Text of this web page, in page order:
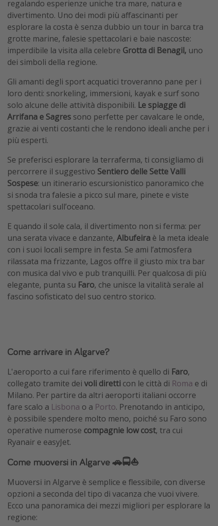
regalando esperienze uniche tra mare, natura e
divertimento. Uno dei modi più affascinanti per
esplorare la costa è senza dubbio un tour in barca tra
grotte marine, falesie spettacolari e baie nascoste:
imperdibile la visita alla celebre Grotta di Benagil, uno
dei simboli della regione.
Gli amanti degli sport acquatici troveranno pane per i
loro denti: snorkeling, immersioni, kayak e surf sono
solo alcune delle attività disponibili. Le spiagge di
Arrifana e Sagres sono perfette per cavalcare le onde,
grazie ai venti costanti che le rendono ideali anche per i
più esperti.
Se preferisci esplorare la terraferma, ti consigliamo di
percorrere il suggestivo Sentiero delle Sette Valli
Sospese: un itinerario escursionistico panoramico che
si snoda tra falesie a picco sul mare, pinete e viste
spettacolari sull’oceano.
E quando il sole cala, il divertimento non si ferma: per
una serata vivace e danzante, Albufeira è la meta ideale
con i suoi locali sempre in festa. Se ami l’atmosfera
rilassata ma frizzante, Lagos offre il giusto mix tra bar
con musica dal vivo e pub tranquilli. Per qualcosa di più
elegante, punta su Faro, che unisce la vitalità serale al
fascino sofisticato del suo centro storico.
Come arrivare in Algarve?
L'aeroporto a cui fare riferimento è quello di Faro,
collegato tramite dei voli diretti con le città di Roma e di
Milano. Per partire da altri aeroporti italiani occorre
fare scalo a Lisbona o a Porto. Prenotando in anticipo,
è possibile spendere molto meno, poiché su Faro sono
operative numerose compagnie low cost, tra cui
Ryanair e easyJet.
Come muoversi in Algarve 🚗🚍⛵
Muoversi in Algarve è semplice e flessibile, con diverse
opzioni a seconda del tipo di vacanza che vuoi vivere.
Ecco una panoramica dei mezzi migliori per esplorare la
regione: